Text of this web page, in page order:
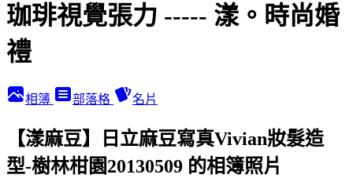
珈琲視覺張力 ----- 漾。時尚婚
禮
相簿 部落格 名片
【漾麻豆】日立麻豆寫真Vivian妝髮造
型-樹林柑園20130509 的相簿照片